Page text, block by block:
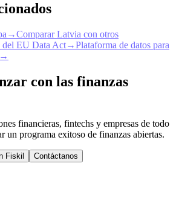
→Comparar Latvia con otros
EU Data Act→Plataforma de datos para
→
con las finanzas
financieras, fintechs y empresas de todo
un programa exitoso de finanzas abiertas.
Fiskil Contáctanos